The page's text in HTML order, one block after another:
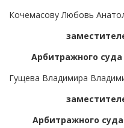
Кочемасову Любовь
Арбитражного
Гущева Владимира
Арбитражного